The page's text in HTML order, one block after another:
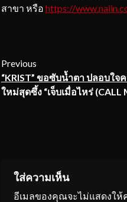
สาขา หรือ https://
Continue
Reading
Previous
“KRIST” ขอซับน้ำตา ปลอบใจ
ใหม่สุดซึ้ง “เจ็บเมื่อไหร่ (CALL
ใส่ความเห็น
อีเมลของคุณจะไม่แสดงให้